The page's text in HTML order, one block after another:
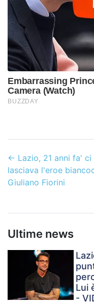
← Lazio, 21 anni fa' ci
lasciava l'eroe
Giuliano Fiorini
Ultime news
Lui
-